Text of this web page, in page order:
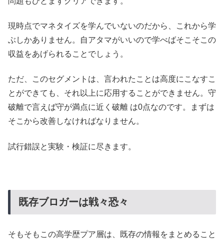
現時点でマネタイズを学んでいないのだから、これから学
ぶしかありません。自アタマがいいので学べばそこそこの
収益をあげられることでしょう。
ただ、このセグメントは、言われたことは高度にこなすこ
とができても、それ以上に応用することができません。守
破離で言えば守が満点に近く破離 は0点なのです。まずは
そこから改善しなければなりません。
試行錯誤と実験・検証に尽きます。
既存ブロガーは戦々恐々
そもそもこの高学歴プア層は、既存の情報をまとめること